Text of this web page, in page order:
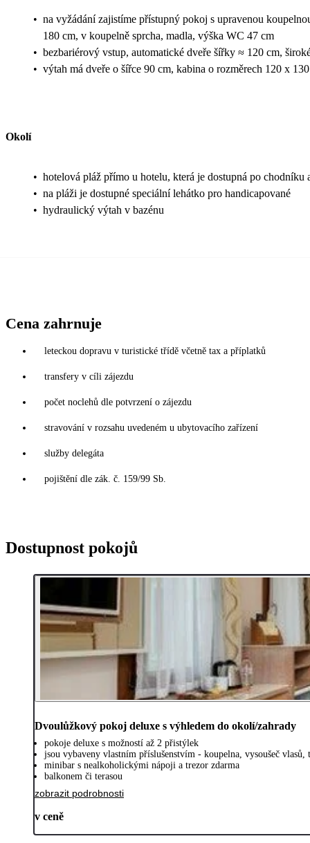
• na vyžádání zajistíme přístupný pokoj s upravenou
180 cm, v koupelně sprcha, madla, výška WC 47 cm
• bezbariérový vstup, automatické dveře šířky ≈ 120 cm,
• výtah má dveře o šířce 90 cm, kabina o rozměrech 120 x
Okolí
• hotelová pláž přímo u hotelu, která je dostupná po chodníku
• na pláži je dostupné speciální lehátko pro handicapované
• hydraulický výtah v bazénu
Cena zahrnuje
leteckou dopravu v turistické třídě včetně tax a příplatků
transfery v cíli zájezdu
počet noclehů dle potvrzení o zájezdu
stravování v rozsahu uvedeném u ubytovacího zařízení
služby delegáta
pojištění dle zák. č. 159/99 Sb.
Dostupnost pokojů
Dvoulůžkový pokoj deluxe s výhledem do okolí/zahrady
pokoje deluxe s možností až 2 přistýlek
jsou vybaveny vlastním příslušenstvím - koupelna, vysoušeč
minibar s nealkoholickými nápoji a trezor zdarma
balkonem či terasou
zobrazit podrobnosti
v ceně